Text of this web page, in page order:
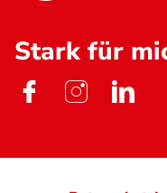
Stark für